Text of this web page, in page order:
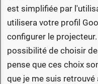
est simplifiée par
utilisera votre profil
configurer le
possibilité de choisir
pense que ces choix
que je me suis